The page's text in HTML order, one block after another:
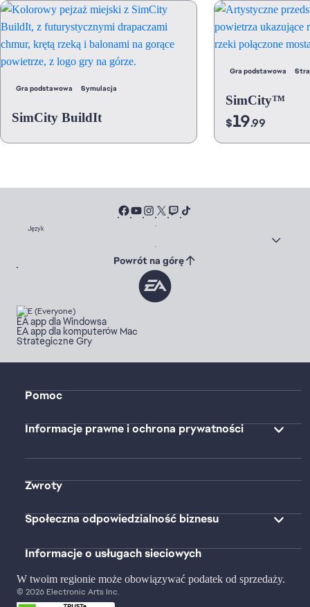
Gra podstawowa Symulacja
SimCity BuildIt
Gra podstawowa
SimCity™
$19.99
Język
Powrót na górę
EA app dla Windowsa
EA app dla komputerów Mac
Strategiczne Gry
Pomoc
Informacje prawne i ochrona prywatności
Zwroty
Społeczna odpowiedzialność biznesu
Informacje o usługach sieciowych
W twoim regionie może obowiązywać podatek od sprzedaży.
© 2026 Electronic Arts Inc.